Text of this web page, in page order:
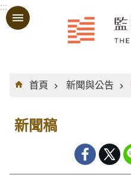
跳到主要內容區塊
:::
:::
首頁
新聞與公告
新聞稿